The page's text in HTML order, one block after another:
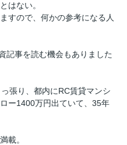
はない。
すので、何かの参考になる人
記事を読む機会もありました
張り、都内にRC賃貸マンシ
ー1400万円出ていて、35年
載。